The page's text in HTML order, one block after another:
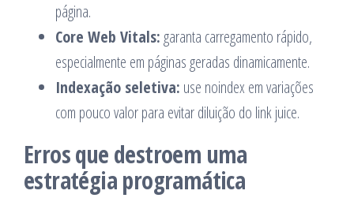
página.
Core Web Vitals: garanta carregamento rápido,
especialmente em páginas geradas dinamicamente.
Indexação seletiva: use noindex em variações
com pouco valor para evitar diluição do link juice.
Erros que destroem uma
estratégia programática